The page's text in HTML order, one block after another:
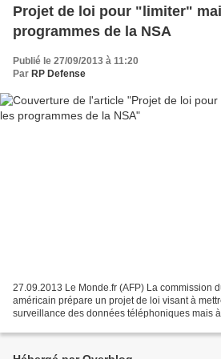
Projet de loi pour "limiter"
programmes de la NSA
Publié le 27/09/2013 à 11:20
Par RP Defense
27.09.2013 Le Monde.fr (AFP) La commission
américain prépare un projet de loi visant à
surveillance des données téléphoniques mais